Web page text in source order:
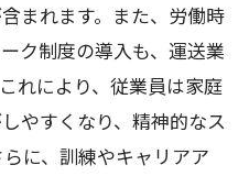
まれます。また、労働時
ク制度の導入も、運送業
れにより、従業員は家庭
やすくなり、精神的なス
に、訓練やキャリアア